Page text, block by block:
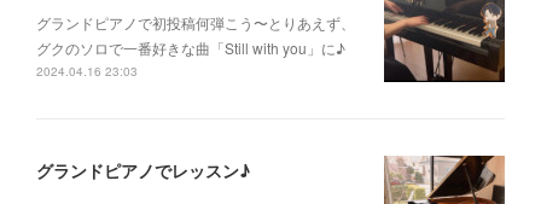
グランドピアノで初投稿何弾こう〜とりあえず、
グクのソロで一番好きな曲「Still with you」に♪
2024.04.16 23:03
グランドピアノでレッスン♪